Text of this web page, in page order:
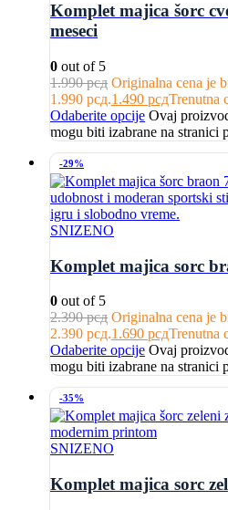
Komplet majica šorc
meseci
0 out of 5
1.990рсд Originalna cena je
1.990 рсд.1.490 рсдTrenutna
Odaberite opcije Ovaj
mogu biti izabrane na stranici
-29%
SNIZENO
Komplet majica sorc
0 out of 5
2.390рсд Originalna cena je
2.390 рсд.1.690 рсдTrenutna
Odaberite opcije Ovaj
mogu biti izabrane na stranici
-35%
SNIZENO
Komplet majica sorc